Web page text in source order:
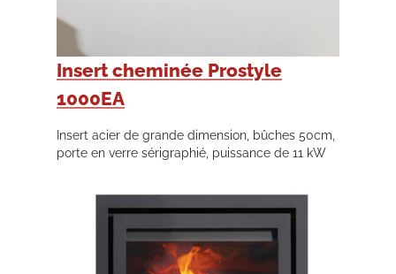
Insert cheminée Prostyle
1000EA
Insert acier de grande dimension, bûches 50cm,
porte en verre sérigraphié, puissance de 11 kW